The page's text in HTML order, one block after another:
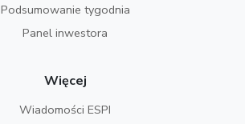
Podsumowanie tygodnia
Panel inwestora
Więcej
Wiadomości ESPI